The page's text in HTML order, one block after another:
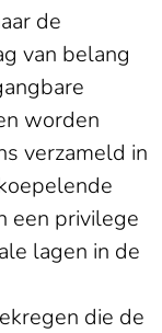
de
van belang
worden
verzameld in
een privilege
lagen in de
die de